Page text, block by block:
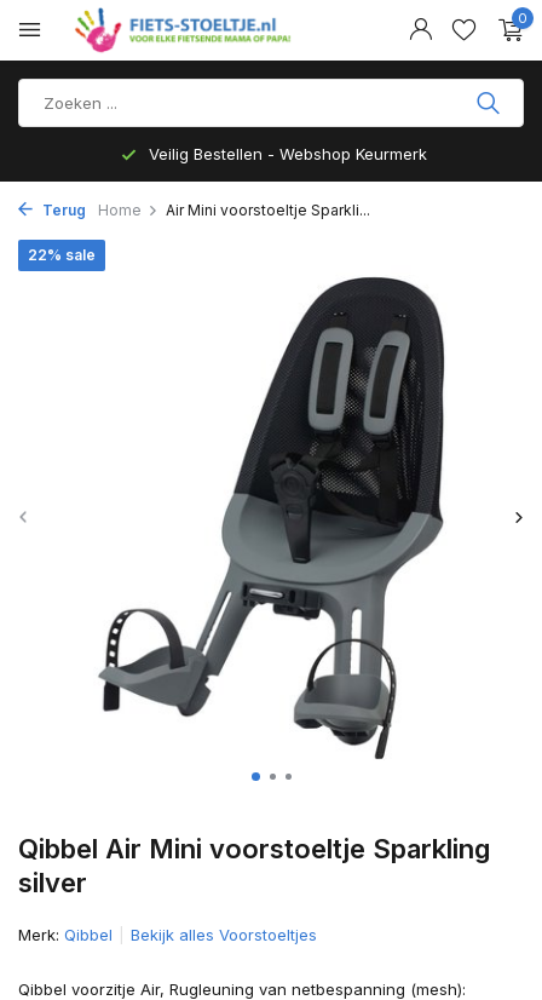
0
Veilig Bestellen - Webshop Keurmerk
Terug Home Air Mini voorstoeltje Sparkli...
Qibbel Air Mini voorstoeltje Sparkling
silver
22% sale
Merk: Qibbel Bekijk alles Voorstoeltjes
Qibbel voorzitje Air, Rugleuning van netbespanning (mesh):